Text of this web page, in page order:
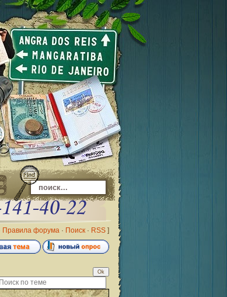
Правила форума · Поиск · RSS ]